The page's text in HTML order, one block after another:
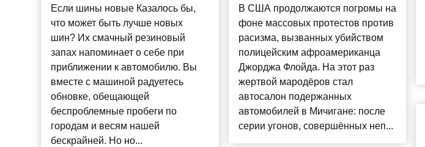
Если шины новые Казалось бы,
что может быть лучше новых
шин? Их смачный резиновый
запах напоминает о себе при
приближении к автомобилю. Вы
вместе с машиной радуетесь
обновке, обещающей
беспроблемные пробеги по
городам и весям нашей
бескрайней. Но но...
В США продолжаются погромы на
фоне массовых протестов против
расизма, вызванных убийством
полицейским афроамериканца
Джорджа Флойда. На этот раз
жертвой мародёров стал
автосалон подержанных
автомобилей в Мичигане: после
серии угонов, совершённых неп...